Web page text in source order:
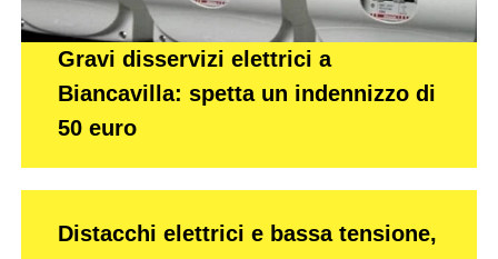
Gravi disservizi elettrici a
Biancavilla: spetta un indennizzo di
50 euro
Distacchi elettrici e bassa tensione,